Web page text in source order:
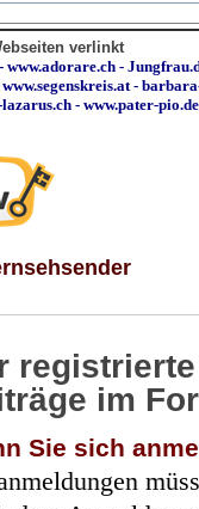
verlinkt
- www.adorare.ch -
www.segenskreis.at -
lazarus.ch - www.pater-pio.de
im
Sie sich